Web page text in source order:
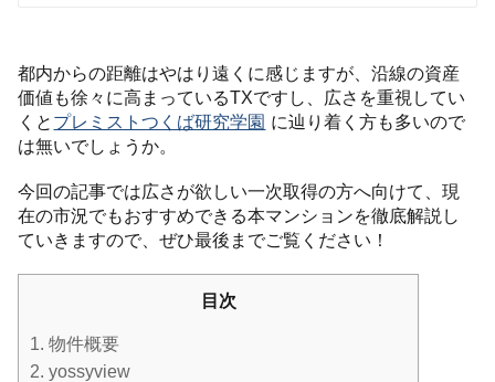
都内からの距離はやはり遠くに感じますが、沿線の資産
価値も徐々に高まっているTXですし、広さを重視してい
くと プレミストつくば研究学園 に辿り着く方も多いので
は無いでしょうか。
今回の記事では広さが欲しい一次取得の方へ向けて、現
在の市況でもおすすめできる本マンションを徹底解説し
ていきますので、ぜひ最後までご覧ください！
目次
1. 物件概要
2. yossyview